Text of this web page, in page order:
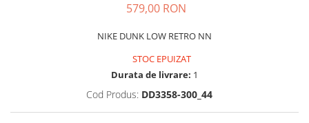
579,00 RON
NIKE DUNK LOW RETRO NN
STOC EPUIZAT
Durata de livrare: 1
Cod Produs: DD3358-300_44